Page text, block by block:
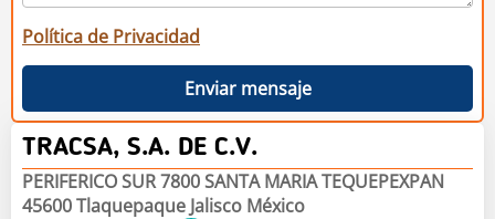
Política de Privacidad
Enviar mensaje
TRACSA, S.A. DE C.V.
PERIFERICO SUR 7800 SANTA MARIA TEQUEPEXPAN
45600 Tlaquepaque Jalisco México